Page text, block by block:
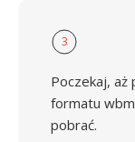
3
Poczekaj,
formatu
pobrać.